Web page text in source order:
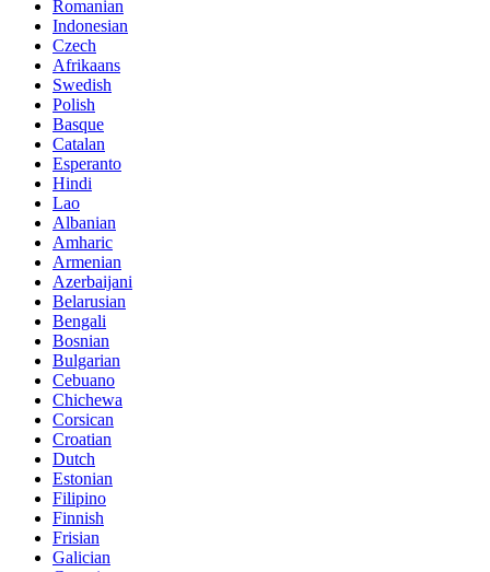
Romanian
Indonesian
Czech
Afrikaans
Swedish
Polish
Basque
Catalan
Esperanto
Hindi
Lao
Albanian
Amharic
Armenian
Azerbaijani
Belarusian
Bengali
Bosnian
Bulgarian
Cebuano
Chichewa
Corsican
Croatian
Dutch
Estonian
Filipino
Finnish
Frisian
Galician